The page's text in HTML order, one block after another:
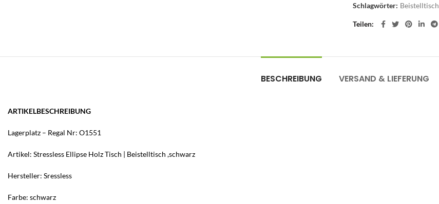
Schlagwörter: Beistelltisch
Teilen
BESCHREIBUNG VERSAND & LIEFERUNG
ARTIKELBESCHREIBUNG
Lagerplatz – Regal Nr: O1551
Artikel: Stressless Ellipse Holz Tisch | Beistelltisch ,schwarz
Hersteller: Sressless
Farbe: schwarz